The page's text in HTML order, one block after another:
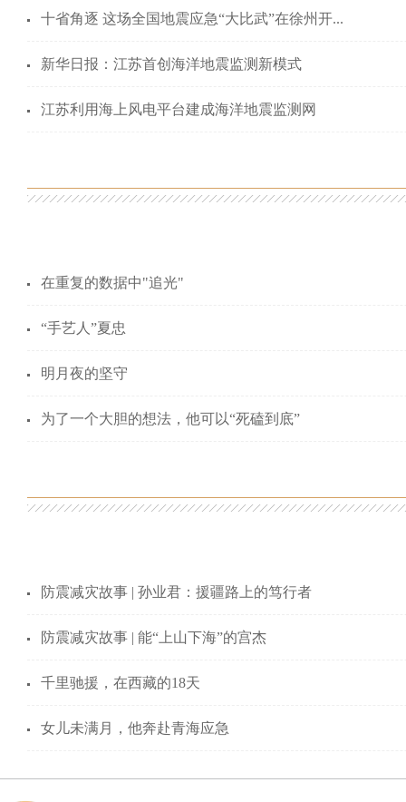
十省角逐 这场全国地震应急“大比武”在徐州开...
新华日报：江苏首创海洋地震监测新模式
江苏利用海上风电平台建成海洋地震监测网
在重复的数据中"追光"
“手艺人”夏忠
明月夜的坚守
为了一个大胆的想法，他可以“死磕到底”
防震减灾故事 | 孙业君：援疆路上的笃行者
防震减灾故事 | 能“上山下海”的宫杰
千里驰援，在西藏的18天
女儿未满月，他奔赴青海应急